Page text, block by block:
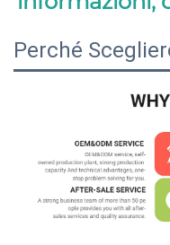
Perché